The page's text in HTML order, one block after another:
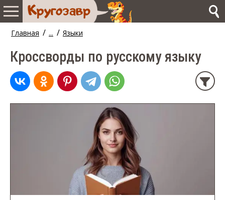
Главная / ... / Языки
Кроссворды по русскому языку